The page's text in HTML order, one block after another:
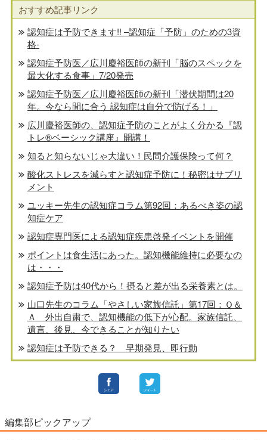
おすすめ記事リンク
認知症は予防できます!! –認知症「予防」のための3資
格-
認知症予防医／広川慶裕医師の新刊「脳のスペックを
最大化する食事」7/20発売
認知症予防医／広川慶裕医師の新刊「潜伏期間は20
年。今なら間に合う 認知症は自分で防げる！」
広川慶裕医師の、認知症予防のことがよく分かる『認
トレ®️ベーシック講座』開講！
知ると知らないじゃ大違い！民間介護保険って何？
酸化ストレスを減らすと認知症予防に！秘密はサプリ
メント
ユッキー先生の認知症コラム第92回：あるべき姿の認
知症ケア
認知症専門医による認知症疾患啓発イベントを開催
ポイントは食生活にあった。認知機能維持に必要なの
は・・・
認知症予防は40代から！摂ると差が出る栄養素とは。
山口先生のコラム「やさしい家族信託」第17回：Ｑ＆
Ａ 外出自粛で、認知機能の低下が心配。家族信託、
遺言、後見、今できることが知りたい
認知症は予防できる？ 早期発見、即行動
編集部ピックアップ